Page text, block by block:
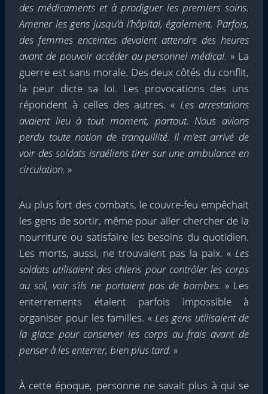
des médicaments et à prodiguer les premiers soins.
Amener les gens jusqu’à l’hôpital, également. Parfois,
des femmes enceintes devaient attendre des heures
avant de pouvoir accéder au personnel médical. » La
guerre est sans morale. Des deux côtés du conflit,
la peur dicte sa loi. Les provocations des uns
répondent à celles des autres. « Les arrestations
avaient lieu à tout moment, partout. Nous avions
perdu toute notion de tranquillité. Il m’est arrivé de
voir des soldats israéliens tirer sur une ambulance en
circulation. »
Au plus fort des combats, le couvre-feu empêchait
les gens de sortir, même pour aller chercher de la
nourriture ou satisfaire les besoins du quotidien.
Les morts, aussi, ne trouvaient pas la paix. « Les
soldats utilisaient des chiens pour contrôler les corps
au sol, voir s’ils ne portaient pas de bombes. » Les
enterrements étaient parfois impossible à
organiser pour les familles. « Les gens utilisaient de
la glace pour conserver les corps au frais avant de
penser à les enterrer, bien plus tard. »
À cette époque, personne ne savait plus à qui se